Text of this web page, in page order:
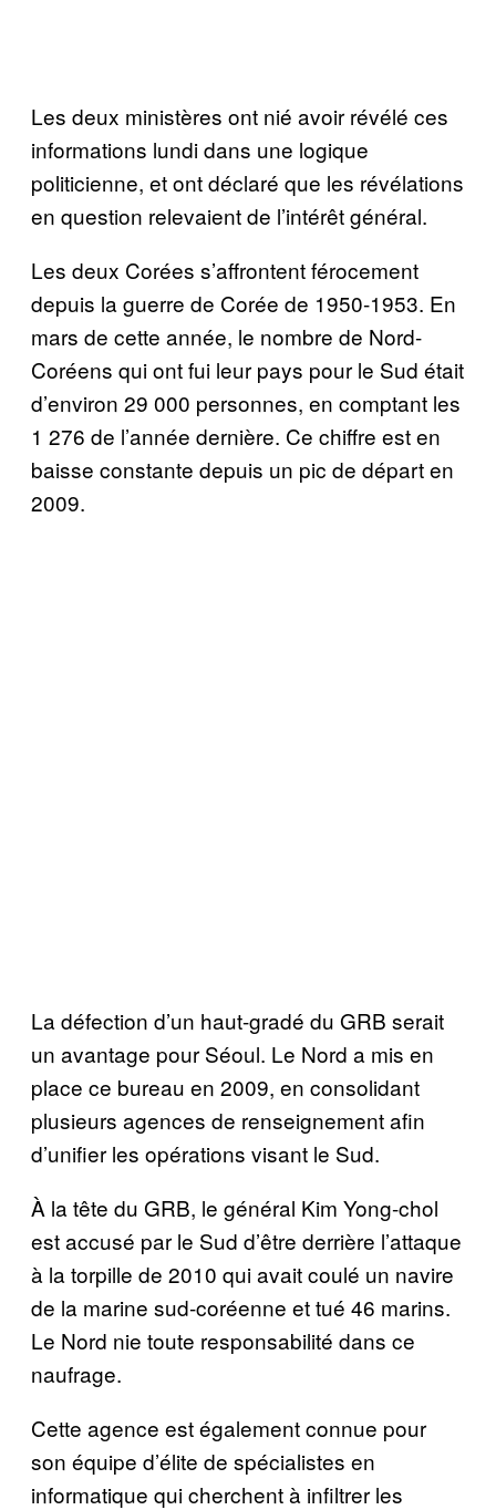
Les deux ministères ont nié avoir révélé ces
informations lundi dans une logique
politicienne, et ont déclaré que les révélations
en question relevaient de l’intérêt général.
Les deux Corées s’affrontent férocement
depuis la guerre de Corée de 1950-1953. En
mars de cette année, le nombre de Nord-
Coréens qui ont fui leur pays pour le Sud était
d’environ 29 000 personnes, en comptant les
1 276 de l’année dernière. Ce chiffre est en
baisse constante depuis un pic de départ en
2009.
La défection d’un haut-gradé du GRB serait
un avantage pour Séoul. Le Nord a mis en
place ce bureau en 2009, en consolidant
plusieurs agences de renseignement afin
d’unifier les opérations visant le Sud.
À la tête du GRB, le général Kim Yong-chol
est accusé par le Sud d’être derrière l’attaque
à la torpille de 2010 qui avait coulé un navire
de la marine sud-coréenne et tué 46 marins.
Le Nord nie toute responsabilité dans ce
naufrage.
Cette agence est également connue pour
son équipe d’élite de spécialistes en
informatique qui cherchent à infiltrer les